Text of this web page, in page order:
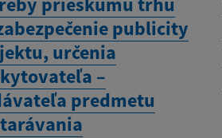
publicity
určenia
–
predmetu